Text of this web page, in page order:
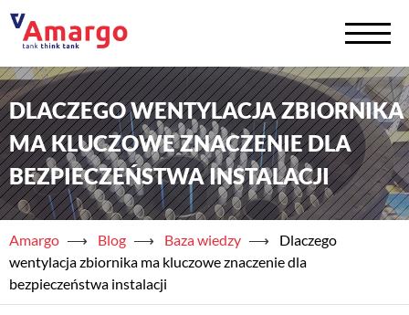
Zbiorniki na chemię +
Zbiorniki na wodę +
Serwis
Usługi
Półprodukty
DLACZEGO WENTYLACJA ZBIORNIKA
MA KLUCZOWE ZNACZENIE DLA
BEZPIECZEŃSTWA INSTALACJI
Amargo ⟶ Blog ⟶ Baza wiedzy ⟶
Dlaczego
wentylacja zbiornika ma kluczowe znaczenie dla
bezpieczeństwa instalacji